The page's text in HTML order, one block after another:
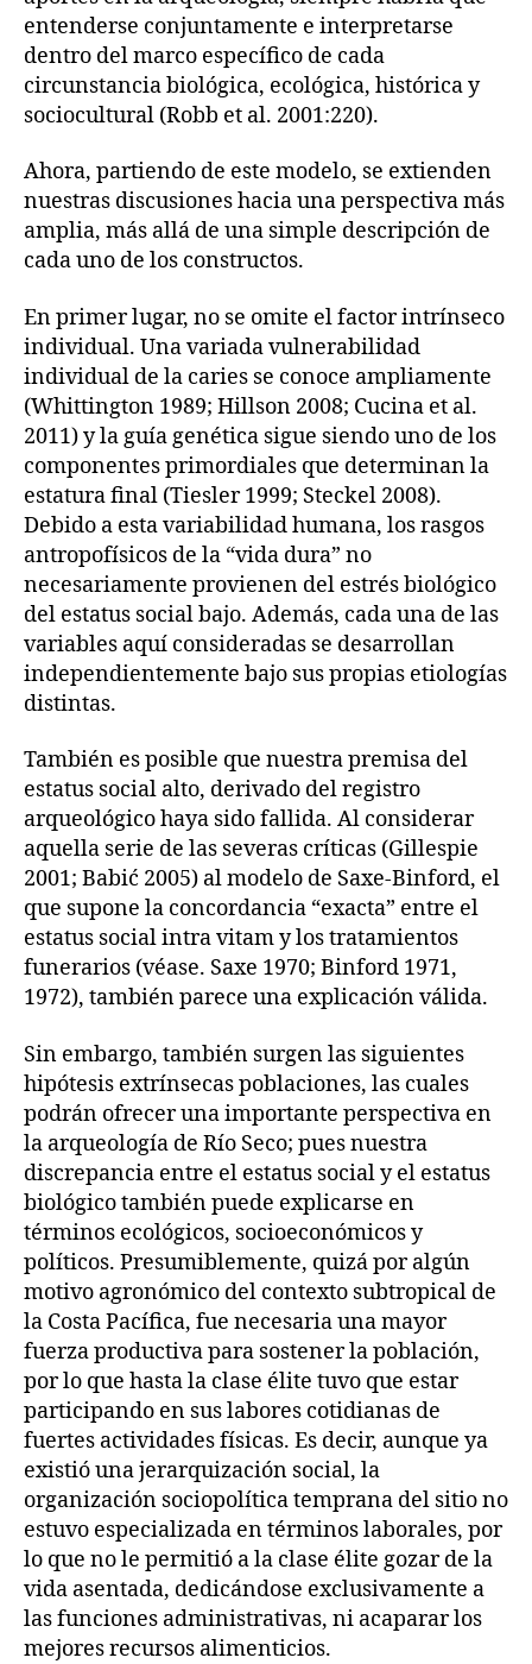
entenderse conjuntamente e interpretarse
dentro del marco específico de cada
circunstancia biológica, ecológica, histórica y
sociocultural (Robb et al. 2001:220).
Ahora, partiendo de este modelo, se extienden
nuestras discusiones hacia una perspectiva más
amplia, más allá de una simple descripción de
cada uno de los constructos.
En primer lugar, no se omite el factor intrínseco
individual. Una variada vulnerabilidad
individual de la caries se conoce ampliamente
(Whittington 1989; Hillson 2008; Cucina et al.
2011) y la guía genética sigue siendo uno de los
componentes primordiales que determinan la
estatura final (Tiesler 1999; Steckel 2008).
Debido a esta variabilidad humana, los rasgos
antropofísicos de la “vida dura” no
necesariamente provienen del estrés biológico
del estatus social bajo. Además, cada una de las
variables aquí consideradas se desarrollan
independientemente bajo sus propias etiologías
distintas.
También es posible que nuestra premisa del
estatus social alto, derivado del registro
arqueológico haya sido fallida. Al considerar
aquella serie de las severas críticas (Gillespie
2001; Babić 2005) al modelo de Saxe-Binford, el
que supone la concordancia “exacta” entre el
estatus social intra vitam y los tratamientos
funerarios (véase. Saxe 1970; Binford 1971,
1972), también parece una explicación válida.
Sin embargo, también surgen las siguientes
hipótesis extrínsecas poblaciones, las cuales
podrán ofrecer una importante perspectiva en
la arqueología de Río Seco; pues nuestra
discrepancia entre el estatus social y el estatus
biológico también puede explicarse en
términos ecológicos, socioeconómicos y
políticos. Presumiblemente, quizá por algún
motivo agronómico del contexto subtropical de
la Costa Pacífica, fue necesaria una mayor
fuerza productiva para sostener la población,
por lo que hasta la clase élite tuvo que estar
participando en sus labores cotidianas de
fuertes actividades físicas. Es decir, aunque ya
existió una jerarquización social, la
organización sociopolítica temprana del sitio no
estuvo especializada en términos laborales, por
lo que no le permitió a la clase élite gozar de la
vida asentada, dedicándose exclusivamente a
las funciones administrativas, ni acaparar los
mejores recursos alimenticios.